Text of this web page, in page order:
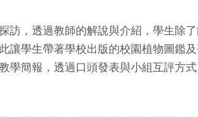
透過教師的解說與介紹，學生除了
讓學生帶著學校出版的校園植物圖鑑
簡報，透過口頭發表與小組互評方